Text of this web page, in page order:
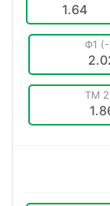
1.64
Ф1 (-
ТМ